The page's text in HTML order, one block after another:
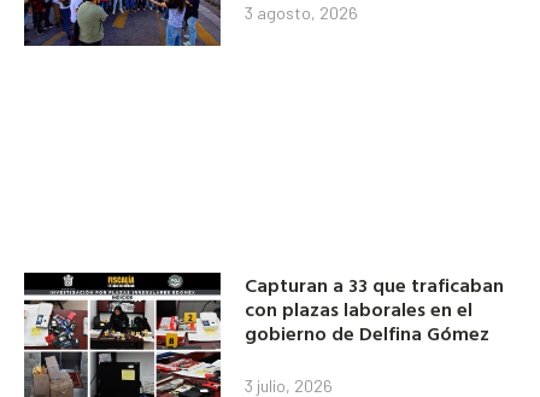
3 agosto, 2026
Capturan a 33 que traficaban
con plazas laborales en el
gobierno de Delfina Gómez
3 julio, 2026